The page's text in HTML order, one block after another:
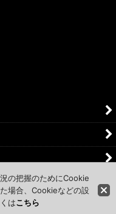
の把握のためにCookie
場合、Cookieなどの設
はこちら